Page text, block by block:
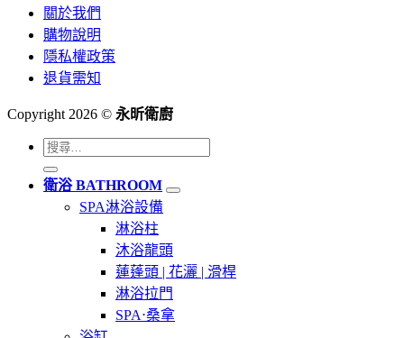
關於我們
購物說明
隱私權政策
退貨需知
Copyright 2026 © 永昕衛廚
搜
尋
關
衛浴 BATHROOM
SPA淋浴設備
淋浴柱
沐浴龍頭
蓮蓬頭 | 花灑 | 滑桿
淋浴拉門
SPA⋅桑拿